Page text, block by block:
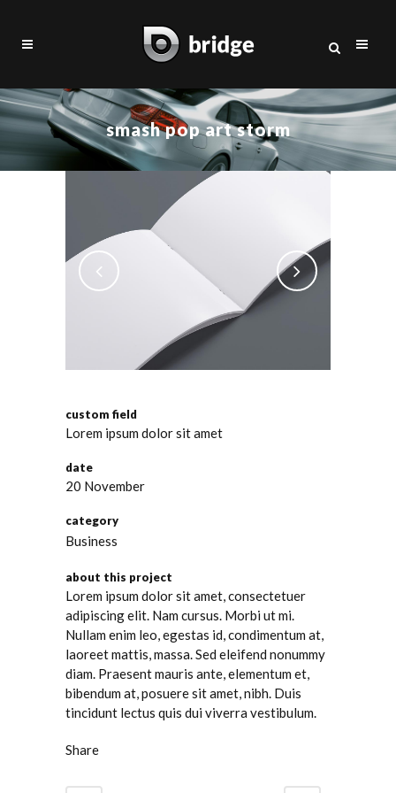
smash pop art storm
custom field
Lorem ipsum dolor sit amet
date
20 November
category
Business
about this project
Lorem ipsum dolor sit amet, consectetuer
adipiscing elit. Nam cursus. Morbi ut mi.
Nullam enim leo, egestas id, condimentum at,
laoreet mattis, massa. Sed eleifend nonummy
diam. Praesent mauris ante, elementum et,
bibendum at, posuere sit amet, nibh. Duis
tincidunt lectus quis dui viverra vestibulum.
Share